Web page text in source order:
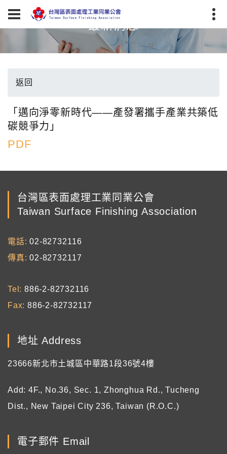
最新消息
返回
「邁向淨零新時代——產發署攜手產業共築低
碳競爭力」
PDF
台灣區表面處理工業同業公會
Taiwan Surface Finishing Association
電話
02-82732116
傳真
02-82732117
Tel
886-2-82732116
Fax 886-2-82732117
地址 Address
23666新北市土城區中華路1段36號4樓
Add: 4F., No.36, Sec. 1, Zhonghua Rd., Tucheng
Dist., New Taipei City 236, Taiwan (R.O.C.)
電子郵件 Email